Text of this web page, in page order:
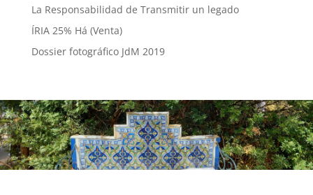
La Responsabilidad de Transmitir un legado
ÍRIA 25% Há (Venta)
Dossier fotográfico JdM 2019